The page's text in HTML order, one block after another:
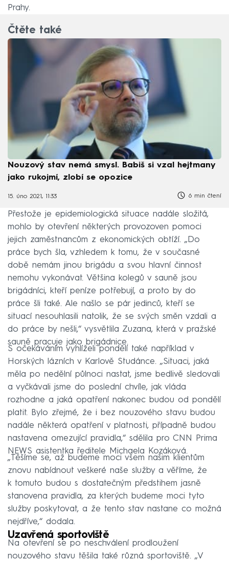
Prahy.
Čtěte také
Nouzový stav nemá smysl. Babiš si vzal hejtmany
jako rukojmí, zlobí se opozice
15. úno 2021, 11:33 6 min čtení
Přestože je epidemiologická situace nadále složitá,
mohlo by otevření některých provozoven pomoci
jejich zaměstnancům z ekonomických obtíží. „Do
práce bych šla, vzhledem k tomu, že v současné
době nemám jinou brigádu a svou hlavní činnost
nemohu vykonávat. Většina kolegů v sauně jsou
brigádníci, kteří peníze potřebují, a proto by do
práce šli také. Ale našlo se pár jedinců, kteří se
situací nesouhlasili natolik, že se svých směn vzdali a
do práce by nešli,“ vysvětlila Zuzana, která v pražské
sauně pracuje jako brigádnice.
S očekáváním vyhlíželi pondělí také například v
Horských lázních v Karlově Studánce. „Situaci, jaká
měla po nedělní půlnoci nastat, jsme bedlivě sledovali
a vyčkávali jsme do poslední chvíle, jak vláda
rozhodne a jaká opatření nakonec budou od pondělí
platit. Bylo zřejmé, že i bez nouzového stavu budou
nadále některá opatření v platnosti, případně budou
nastavena omezující pravidla,“ sdělila pro CNN Prima
NEWS asistentka ředitele Michaela Kozáková.
„Těšíme se, až budeme moci všem našim klientům
znovu nabídnout veškeré naše služby a věříme, že
k tomuto budou s dostatečným předstihem jasně
stanovena pravidla, za kterých budeme moci tyto
služby poskytovat, a že tento stav nastane co možná
nejdříve,“ dodala.
Uzavřená sportoviště
Na otevření se po neschválení prodloužení
nouzového stavu těšila také různá sportoviště. „V